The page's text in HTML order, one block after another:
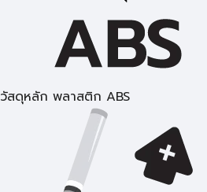
วัสดุหลัก พลาสติก ABS